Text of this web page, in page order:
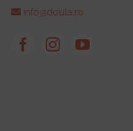
info@doula.ro